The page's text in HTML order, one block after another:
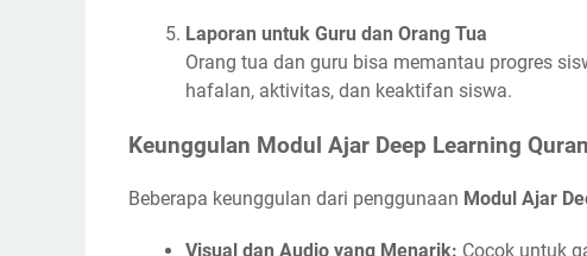
Laporan untuk Guru dan Orang Tua
Orang tua dan guru bisa memantau progres
hafalan, aktivitas, dan keaktifan siswa.
Keunggulan Modul Ajar Deep Learning
Beberapa keunggulan dari penggunaan Modul Ajar
Visual dan Audio yang Menarik: Cocok untuk